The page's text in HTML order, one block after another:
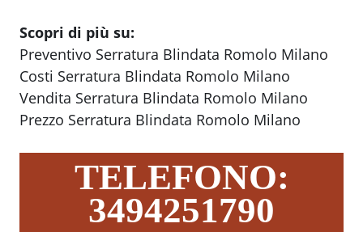
Scopri di più su:
Preventivo Serratura Blindata Romolo Milano
Costi Serratura Blindata Romolo Milano
Vendita Serratura Blindata Romolo Milano
Prezzo Serratura Blindata Romolo Milano
TELEFONO:
3494251790